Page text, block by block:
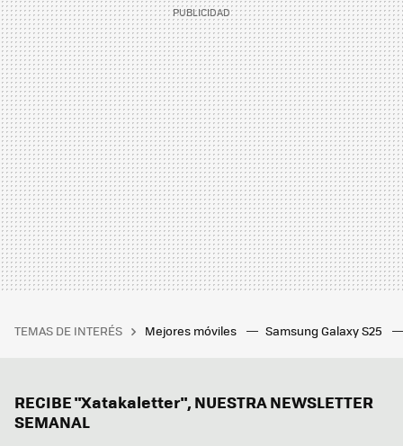
TEMAS DE INTERÉS Mejores móviles Samsung Galaxy S25
RECIBE "Xatakaletter", NUESTRA NEWSLETTER
SEMANAL